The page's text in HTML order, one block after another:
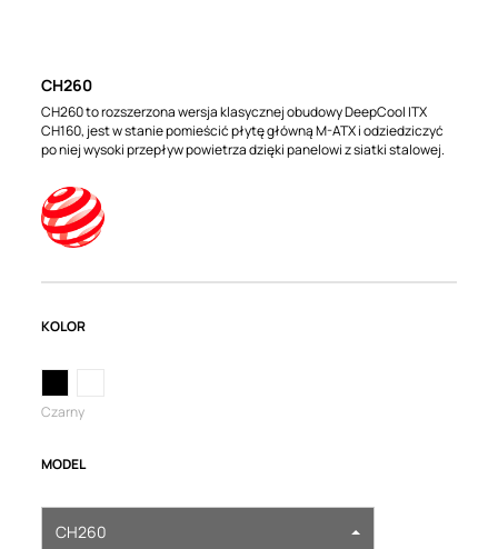
CH260
CH260 to rozszerzona wersja klasycznej obudowy DeepCool ITX
CH160, jest w stanie pomieścić płytę główną M-ATX i odziedziczyć
po niej wysoki przepływ powietrza dzięki panelowi z siatki stalowej.
KOLOR
Czarny
MODEL
CH260